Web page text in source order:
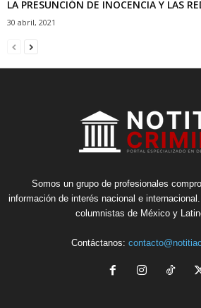
LA PRESUNCIÓN DE INOCENCIA Y LAS
30 abril, 2021
Somos un grupo de profesionales
información de interés nacional e
columnistas de México y
Contáctanos: